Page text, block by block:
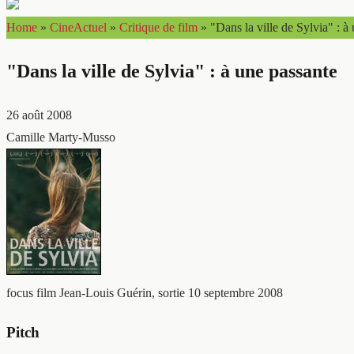
Home » CineActuel » Critique de film » "Dans la ville de Sylvia" : à
"Dans la ville de Sylvia" : à une passante
26 août 2008
Camille Marty-Musso
focus film Jean-Louis Guérin, sortie 10 septembre 2008
Pitch